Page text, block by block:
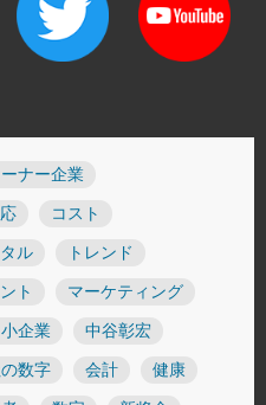
ナー企業
コスト
ル トレンド
ト マーケティング
企業 中谷彰宏
数字 会計 健康